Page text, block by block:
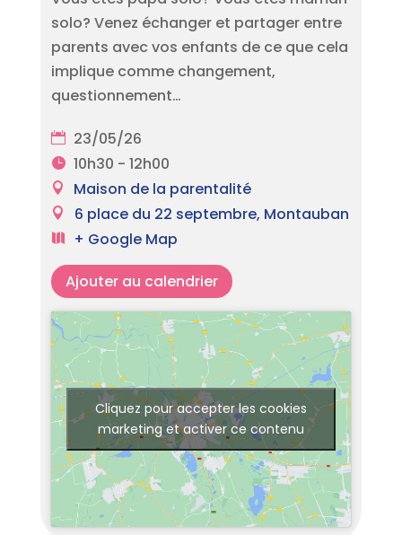
solo? Venez échanger et partager entre
parents avec vos enfants de ce que cela
implique comme changement,
questionnement…
23/05/26
10h30 - 12h00
Maison de la parentalité
6 place du 22 septembre, Montauban
+ Google Map
Ajouter au calendrier
Cliquez pour accepter les cookies
marketing et activer ce contenu